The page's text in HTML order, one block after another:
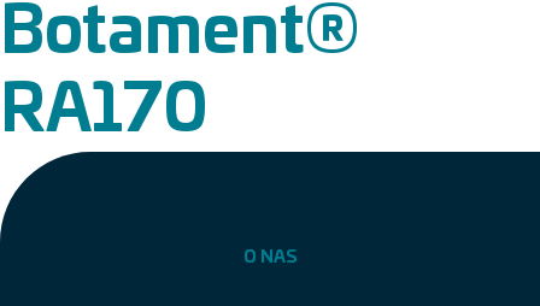
Botament®
RA170
O NAS